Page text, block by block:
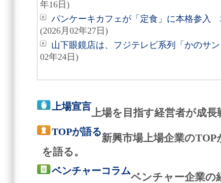
年16日)
パンケーキカフェが「定食」に本格参入
(2026月02年27日)
山下眼鏡店は、フジテレビ系列「かのサ
02年24日)
上場宣言
上場を目指す経営者が成
TOPが語る
新興市場上場企業の
を語る。
ベンチャーコラム
ベンチャー企業の